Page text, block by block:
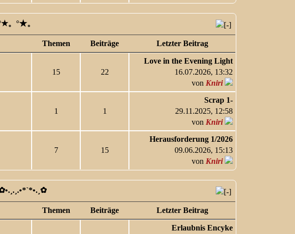
。°★。
Themen Beiträge Letzter Beitrag
15 22
Love in the Evening Light
16.07.2026, 13:32
von Kniri
1 1
Scrap 1-
29.11.2025, 12:58
von Kniri
7 15
Herausforderung 1/2026
09.06.2026, 15:13
von Kniri
Themen Beiträge Letzter Beitrag
Erlaubnis Encyke